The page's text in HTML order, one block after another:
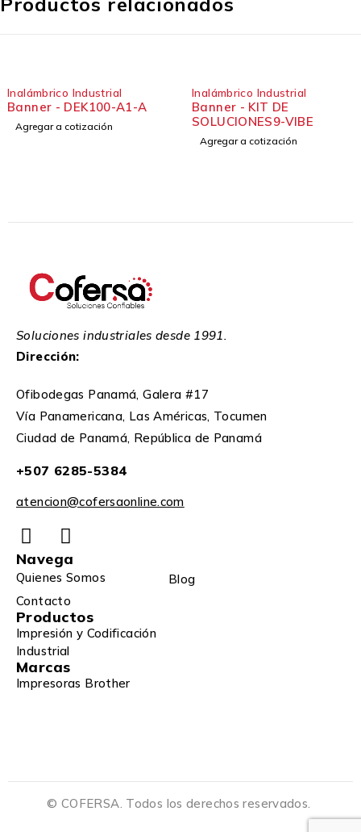
A1-A
Inalámbrico Industrial
Banner - KIT DE
SOLUCIONES9-VIBE
Agregar a cotización
Inalámbrico
Soluciones industriales desde 1991.
Dirección:
Ofibodegas Panamá, Galera #17
Vía Panamericana, Las Américas, Tocumen
Ciudad de Panamá, República de Panamá
+507 6285-5384
atencion@cofersaonline.com
Navega
Quienes Somos
Blog
Contacto
Productos
Impresión y Codificación
Industrial
Marcas
Impresoras Brother
© COFERSA. Todos los derechos reservados.